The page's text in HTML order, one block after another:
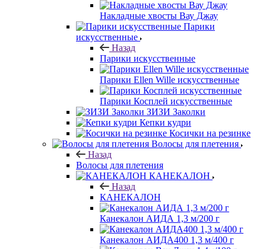
Накладные хвосты Вау Джау
Парики
искусственные
Назад
Парики искусственные
Парики Ellen Wille искусственные
Парики Косплей искусственные
ЗИЗИ Заколки
Кепки кудри
Косички на резинке
Волосы для плетения
Назад
Волосы для плетения
КАНЕКАЛОН
Назад
КАНЕКАЛОН
Канекалон АИДА 1,3 м/200 г
Канекалон АИДА400 1,3 м/400 г